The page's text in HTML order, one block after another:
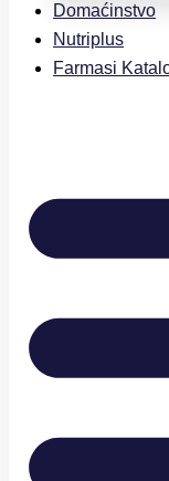
Domaćinstvo
Nutriplus
Farmasi